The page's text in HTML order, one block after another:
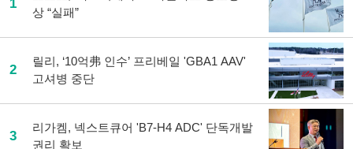
1
상 “실패”
2
릴리, ‘10억弗 인수’ 프리베일 'GBA1 AAV'
고셔병 중단
3
리가켐, 넥스트큐어 'B7-H4 ADC' 단독개발
권리 확보